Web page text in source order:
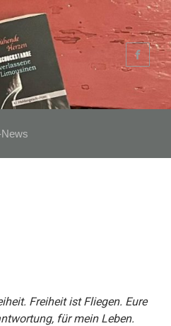
Freiheit ist Fliegen. Eure
für mein Leben.